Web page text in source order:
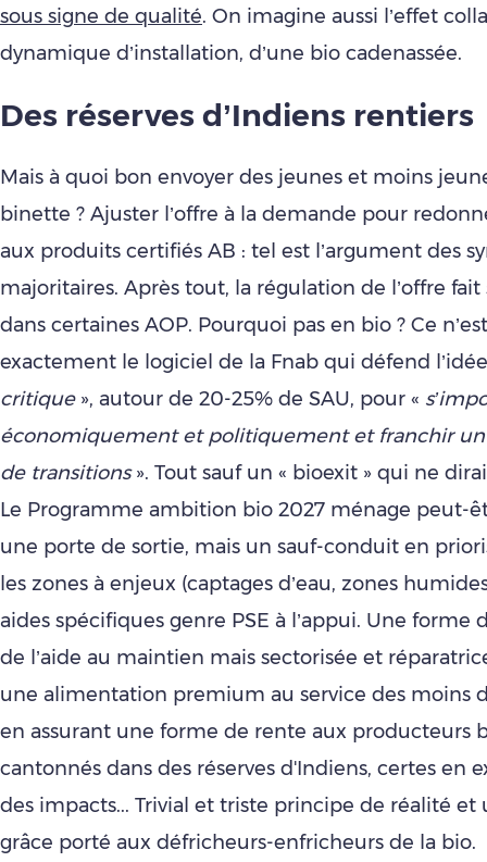
sous signe de qualité. On imagine aussi l’effet
dynamique d’installation, d’une bio cadenassée.
Des réserves d’Indiens rentiers
Mais à quoi bon envoyer des jeunes et moins
binette ? Ajuster l’offre à la demande pour
aux produits certifiés AB : tel est l’argument des
majoritaires. Après tout, la régulation de l’offre fait
dans certaines AOP. Pourquoi pas en bio ? Ce
exactement le logiciel de la Fnab qui défend
critique», autour de 20-25% de SAU, pour «
économiquement et politiquement et franchir
de transitions». Tout sauf un « bioexit » qui ne
Le Programme ambition bio 2027 ménage peut-
une porte de sortie, mais un sauf-conduit en
les zones à enjeux (captages d’eau, zones
aides spécifiques genre PSE à l’appui. Une forme
de l’aide au maintien mais sectorisée et
une alimentation premium au service des moins
en assurant une forme de rente aux producteurs
cantonnés dans des réserves d'Indiens, certes en
des impacts... Trivial et triste principe de réalité
grâce porté aux défricheurs-enfricheurs de la bio.